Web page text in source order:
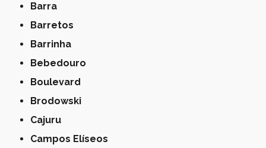
Barra
Barretos
Barrinha
Bebedouro
Boulevard
Brodowski
Cajuru
Campos Elíseos